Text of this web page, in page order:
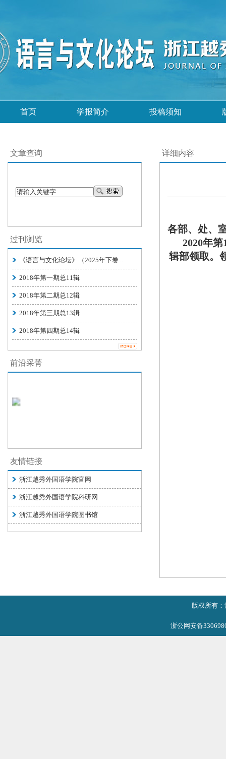
首页 学报简介 投稿须知
文章查询
过刊浏览
《语言与文化论坛》（2025年下卷...
2018年第一期总11辑
2018年第二期总12辑
2018年第三期总13辑
2018年第四期总14辑
前沿采菁
友情链接
浙江越秀外国语学院官网
浙江越秀外国语学院科研网
浙江越秀外国语学院图书馆
详细内容
各部、处
2020年第1
辑部领取。
版权所有
浙公网安备